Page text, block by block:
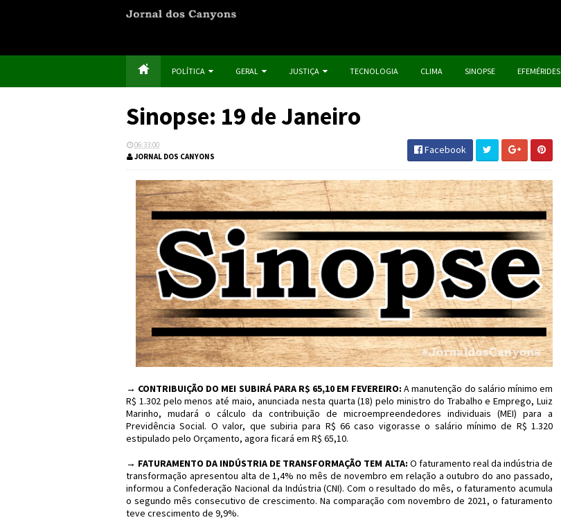
POLÍTICA GERAL JUSTIÇA TECNOLOGIA CLIMA SINOPSE EFEMÉRIDES
Sinopse: 19 de Janeiro
06:33:00
JORNAL DOS CANYONS
Facebook
→ CONTRIBUIÇÃO DO MEI SUBIRÁ PARA R$ 65,10 EM FEVEREIRO: A manutenção do salário mínimo em
R$ 1.302 pelo menos até maio, anunciada nesta quarta (18) pelo ministro do Trabalho e Emprego, Luiz
Marinho, mudará o cálculo da contribuição de microempreendedores individuais (MEI) para a
Previdência Social. O valor, que subiria para R$ 66 caso vigorasse o salário mínimo de R$ 1.320
estipulado pelo Orçamento, agora ficará em R$ 65,10.
→ FATURAMENTO DA INDÚSTRIA DE TRANSFORMAÇÃO TEM ALTA: O faturamento real da indústria de
transformação apresentou alta de 1,4% no mês de novembro em relação a outubro do ano passado,
informou a Confederação Nacional da Indústria (CNI). Com o resultado do mês, o faturamento acumula
o segundo mês consecutivo de crescimento. Na comparação com novembro de 2021, o faturamento
teve crescimento de 9,9%.